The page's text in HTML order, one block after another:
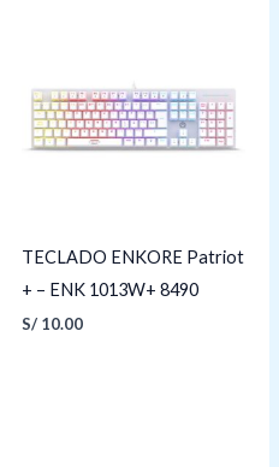
TECLADO ENKORE Patriot
+ – ENK 1013W+ 8490
S/ 10.00